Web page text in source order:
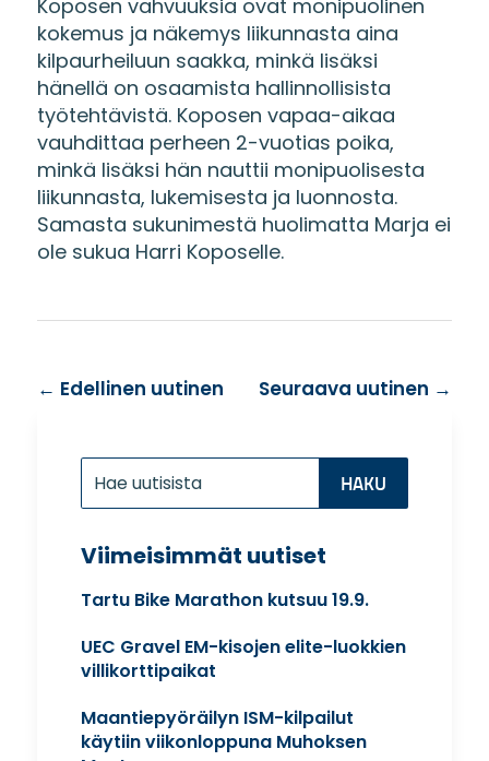
Koposen vahvuuksia ovat monipuolinen
kokemus ja näkemys liikunnasta aina
kilpaurheiluun saakka, minkä lisäksi
hänellä on osaamista hallinnollisista
työtehtävistä. Koposen vapaa-aikaa
vauhdittaa perheen 2-vuotias poika,
minkä lisäksi hän nauttii monipuolisesta
liikunnasta, lukemisesta ja luonnosta.
Samasta sukunimestä huolimatta Marja ei
ole sukua Harri Koposelle.
← Edellinen uutinen Seuraava uutinen →
Etsi:
for...
Viimeisimmät uutiset
Tartu Bike Marathon kutsuu 19.9.
UEC Gravel EM-kisojen elite-luokkien
villikorttipaikat
Maantiepyöräilyn ISM-kilpailut
käytiin viikonloppuna Muhoksen